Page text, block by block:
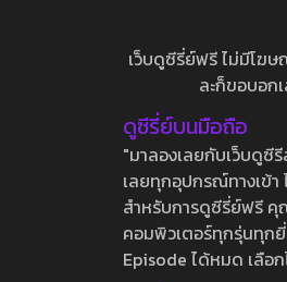
เว็บดูซีรี่ย์ฟรี ไม่มีโฆ
ละก็ขอบอก
ดูซีรี่ย์บนมือถือ
"มาลองเลยกับเว็บดูซี
เลยทุกอุปกรณ์ทางเข้า
สำหรับการดูซีรี่ย์ฟรี คุ
คอมพิวเตอร์ทุกรุ่นทุกยี่
Episode ได้หมด เลือ